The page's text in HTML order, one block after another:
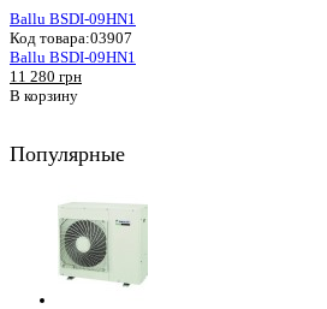
Ballu BSDI-09HN1
Код товара:03907
Ballu BSDI-09HN1
11 280 грн
В корзину
Популярные